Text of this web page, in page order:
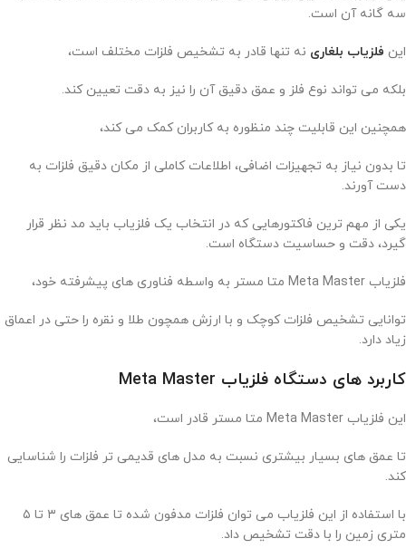
سه‌ گانه آن است.
این فلزیاب بلغاری نه تنها قادر به تشخیص فلزات مختلف است،
بلکه می‌ تواند نوع فلز و عمق دقیق آن را نیز به دقت تعیین کند.
همچنین این قابلیت چند منظوره به کاربران کمک می‌ کند،
تا بدون نیاز به تجهیزات اضافی، اطلاعات کاملی از مکان دقیق فلزات به
دست آورند.
یکی از مهم‌ ترین فاکتورهایی که در انتخاب یک فلزیاب باید مد نظر قرار
گیرد، دقت و حساسیت دستگاه است.
فلزیاب Meta Master متا مستر به واسطه فناوری‌ های پیشرفته خود،
توانایی تشخیص فلزات کوچک و با ارزش همچون طلا و نقره را حتی در اعماق
زیاد دارد.
کاربرد های دستگاه فلزیاب Meta Master
این فلزیاب Meta Master متا مستر قادر است،
تا عمق‌ های بسیار بیشتری نسبت به مدل‌ های قدیمی‌ تر فلزات را شناسایی
کند.
با استفاده از این فلزیاب می‌ توان فلزات مدفون شده تا عمق‌ های ۳ تا ۵
متری زمین را با دقت تشخیص داد.